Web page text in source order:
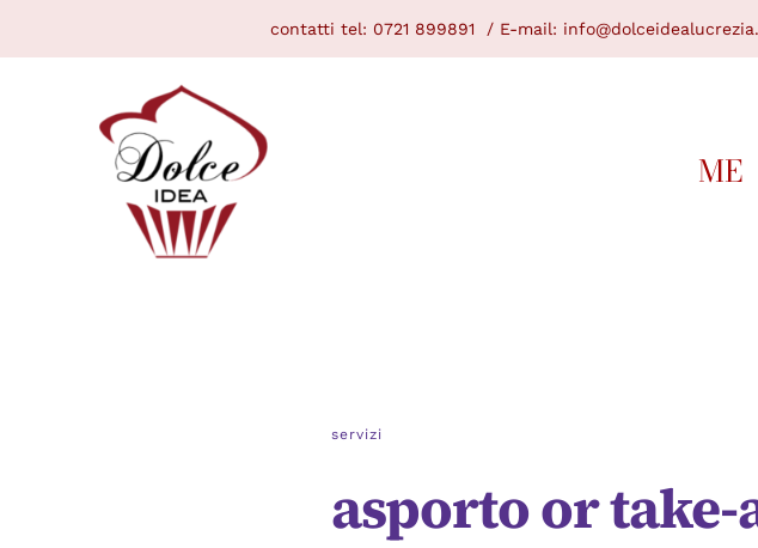
contatti tel: 0721 899891 / E-mail:
ME
servizi
asporto or take-